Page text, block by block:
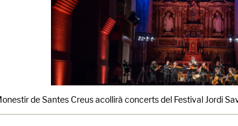
de Santes Creus acollirà concerts del Festival Jordi